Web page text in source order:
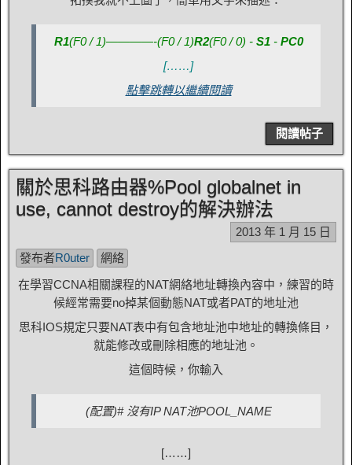
R1(F0 / 1)————-(F0 / 1)R2(F0 / 0) - S1- PC0
[……]
點擊跳轉以繼續閱讀
閱讀帖子
關於思科路由器%Pool globalnet in
use, cannot destroy的解決辦法
2013 年 1 月 15 日
發布者R0uter
網絡
在學習CCNA相關課程的NAT網絡地址轉換內容中，練習的時
候經常需要no掉某個動態NAT或者PAT的地址池
思科IOS規定只要NAT表中有包含地址池中地址的轉換條目，
就能修改或刪除相應的地址池。
這個時候，你輸入
(配置)# 沒有IP NAT池POOL_NAME
[……]